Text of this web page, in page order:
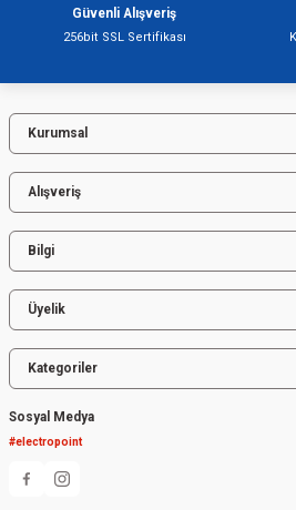
Bu ürüne benzer farklı alternatifler olmalı.
Gönder
Güvenli Alışveriş
256bit SSL Sertifikası
Kurumsal
Alışveriş
Bilgi
Üyelik
Kategoriler
Sosyal Medya
#electropoint